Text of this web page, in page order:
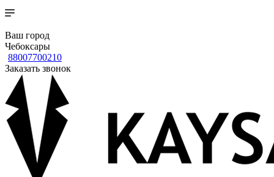
Ваш город
Чебоксары
88007700210
Заказать звонок